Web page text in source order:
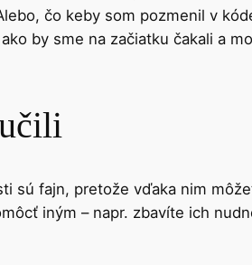
čo keby som pozmenil v
by sme na začiatku čakali a
sú fajn, pretože vďaka nim
iným – napr. zbavíte ich